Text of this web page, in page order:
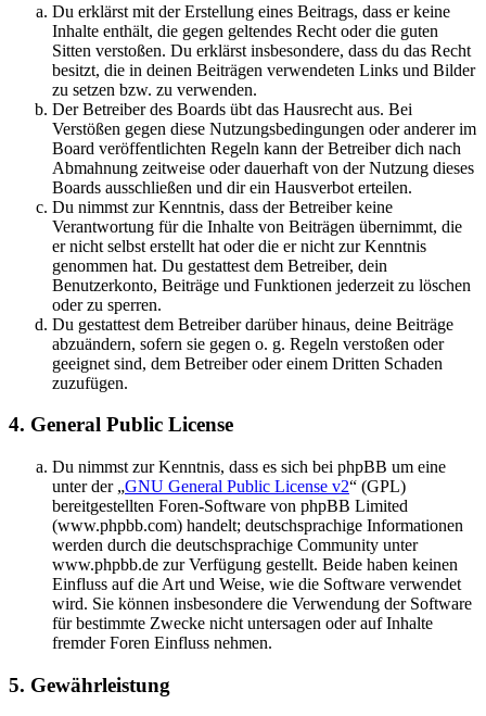
Du erklärst mit der Erstellung eines Beitrags, dass er keine
Inhalte enthält, die gegen geltendes Recht oder die guten
Sitten verstoßen. Du erklärst insbesondere, dass du das Recht
besitzt, die in deinen Beiträgen verwendeten Links und Bilder
zu setzen bzw. zu verwenden.
Der Betreiber des Boards übt das Hausrecht aus. Bei
Verstößen gegen diese Nutzungsbedingungen oder anderer im
Board veröffentlichten Regeln kann der Betreiber dich nach
Abmahnung zeitweise oder dauerhaft von der Nutzung dieses
Boards ausschließen und dir ein Hausverbot erteilen.
Du nimmst zur Kenntnis, dass der Betreiber keine
Verantwortung für die Inhalte von Beiträgen übernimmt, die
er nicht selbst erstellt hat oder die er nicht zur Kenntnis
genommen hat. Du gestattest dem Betreiber, dein
Benutzerkonto, Beiträge und Funktionen jederzeit zu löschen
oder zu sperren.
Du gestattest dem Betreiber darüber hinaus, deine Beiträge
abzuändern, sofern sie gegen o. g. Regeln verstoßen oder
geeignet sind, dem Betreiber oder einem Dritten Schaden
zuzufügen.
4. General Public License
Du nimmst zur Kenntnis, dass es sich bei phpBB um eine
unter der „GNU General Public License v2“ (GPL)
bereitgestellten Foren-Software von phpBB Limited
(www.phpbb.com) handelt; deutschsprachige Informationen
werden durch die deutschsprachige Community unter
www.phpbb.de zur Verfügung gestellt. Beide haben keinen
Einfluss auf die Art und Weise, wie die Software verwendet
wird. Sie können insbesondere die Verwendung der Software
für bestimmte Zwecke nicht untersagen oder auf Inhalte
fremder Foren Einfluss nehmen.
5. Gewährleistung